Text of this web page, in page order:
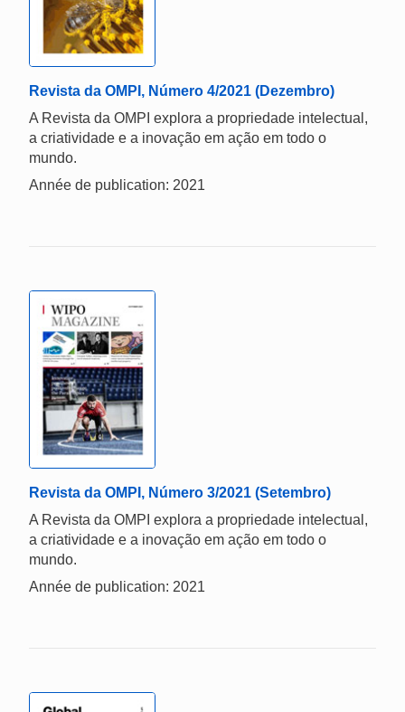
Revista da OMPI, Número 4/2021 (Dezembro)
A Revista da OMPI explora a propriedade intelectual,
a criatividade e a inovação em ação em todo o
mundo.
Année de publication: 2021
Revista da OMPI, Número 3/2021 (Setembro)
A Revista da OMPI explora a propriedade intelectual,
a criatividade e a inovação em ação em todo o
mundo.
Année de publication: 2021